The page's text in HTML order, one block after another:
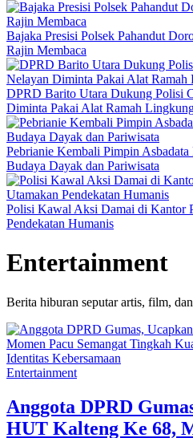
Bajaka Presisi Polsek Pahandut
Rajin Membaca
DPRD Barito Utara Dukung Polisi
Diminta Pakai Alat Ramah
Pebrianie Kembali Pimpin
Budaya Dayak dan Pariwisata
Polisi Kawal Aksi Damai di Kantor
Pendekatan Humanis
Entertainment
Berita hiburan seputar artis, film,
Entertainment
Anggota DPRD
HUT Kalteng Ke 68,